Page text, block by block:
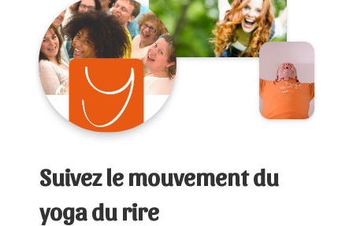
Suivez le mouvement du
yoga du rire